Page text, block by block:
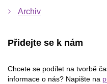
Archiv
Přidejte se k nám
Chcete se podílet na tvorbě
informace o nás? Napište na